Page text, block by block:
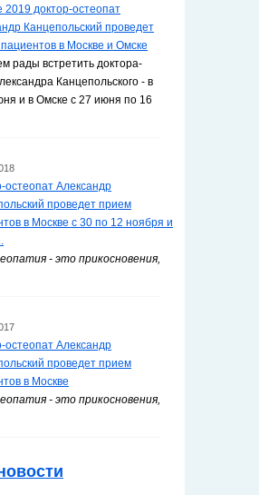
2019 доктор-остеопат
Канцепольский проведет
в Москве и Омске
рады встретить доктора-
Канцепольского - в
и в Омске с 27 июня по 16
остеопат Александр
проведет прием
в Москве с 30 по 12 ноября и
- это прикосновения,
остеопат Александр
проведет прием
в Москве
- это прикосновения,